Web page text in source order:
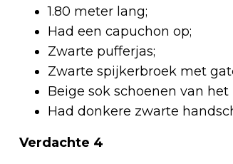
1.80 meter lang;
Had een capuchon op;
Zwarte pufferjas;
Zwarte spijkerbroek met
Beige sok schoenen van
Had donkere zwarte
Verdachte 4